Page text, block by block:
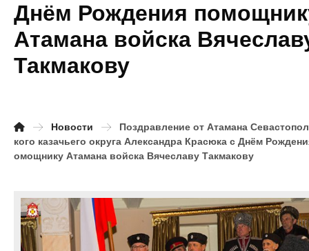
Днём Рождения
Атамана войска
Такмакову
Новости
Поздравление от Атамана
кого казачьего округа Александра Красюка с Днём
омощнику Атамана войска Вячеславу Такмакову